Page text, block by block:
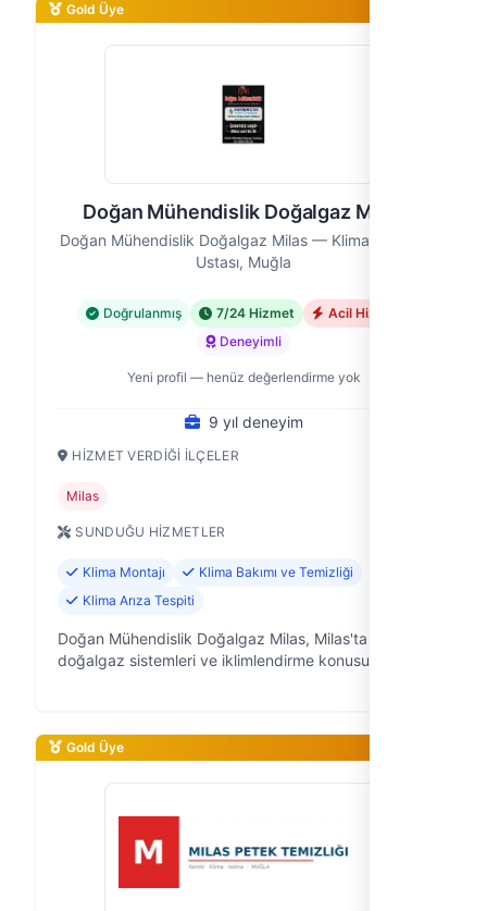
Gold Üye
Doğan Mühendislik Doğalgaz Milas
Doğan Mühendislik Doğalgaz Milas — Klima Tesisatı
Ustası, Muğla
Doğrulanmış 7/24 Hizmet
Acil Hizmet
Deneyimli
Yeni profil — henüz değerlendirme yok
9 yıl deneyim
HIZMET VERDIĞI İLÇELER
Milas
SUNDUĞU HIZMETLER
Klima Montajı
Klima Bakımı ve Temizliği
Klima Arıza Tespiti
Doğan Mühendislik Doğalgaz Milas, Milas'ta
doğalgaz sistemleri ve iklimlendirme konusunda
Gold Üye